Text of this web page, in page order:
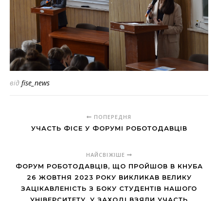
від fise_news
ПОПЕРЕДНЯ
УЧАСТЬ ФІСЕ У ФОРУМІ РОБОТОДАВЦІВ
НАЙСВІЖІШЕ
ФОРУМ РОБОТОДАВЦІВ, ЩО ПРОЙШОВ В КНУБА
26 ЖОВТНЯ 2023 РОКУ ВИКЛИКАВ ВЕЛИКУ
ЗАЦІКАВЛЕНІСТЬ З БОКУ СТУДЕНТІВ НАШОГО